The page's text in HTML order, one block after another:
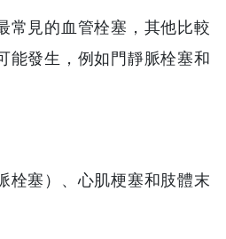
常見的血管栓塞，其他比較
能發生，例如門靜脈栓塞和
栓塞）、心肌梗塞和肢體末